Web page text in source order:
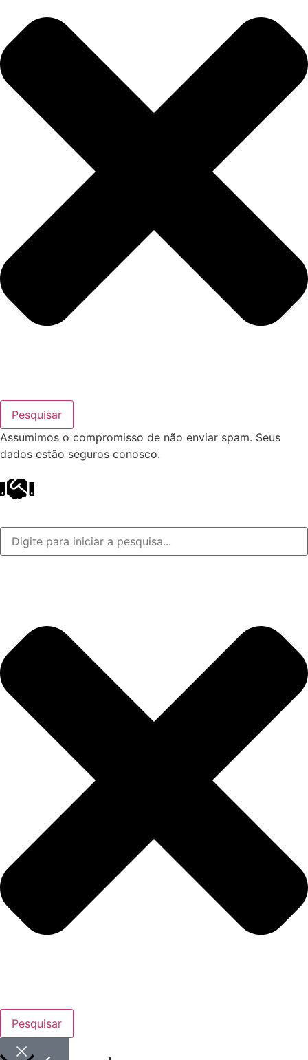
Pesquisar
Assumimos o compromisso de não enviar spam. Seus
dados estão seguros conosco.
Pesquisar